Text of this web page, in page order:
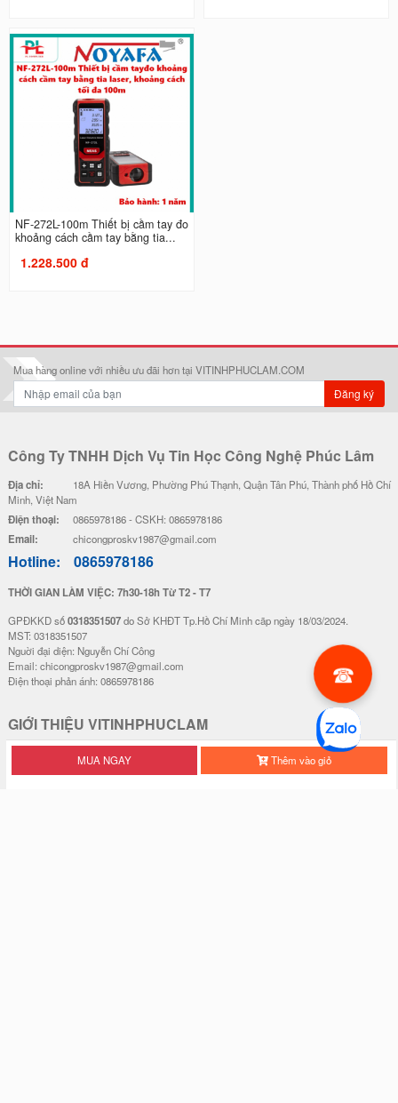
MUA NGAY Thêm vào giỏ
NF-272L-100m Thiết bị cầm tay đo
khoảng cách cầm tay bằng tia...
1.228.500 đ
Mua hàng online với nhiều ưu đãi hơn tại VITINHPHUCLAM.COM
Đăng ký
Công Ty TNHH Dịch Vụ Tin Học Công Nghệ Phúc Lâm
Địa chỉ:
18A Hiền Vương, Phường Phú Thạnh, Quận Tân Phú, Thành phố Hồ Chí
Minh, Việt Nam
Điện thoại: 0865978186 - CSKH: 0865978186
Email: chicongproskv1987@gmail.com
Hotline: 0865978186
THỜI GIAN LÀM VIỆC: 7h30-18h Từ T2 - T7
GPĐKKD số0318351507do Sở KHĐT Tp.Hồ Chí Minh cãp ngày 18/03/2024.
MST: 0318351507
Nguời đại diện: Nguyễn Chí Công
Email: chicongproskv1987@gmail.com
Điện thoại phản ánh: 0865978186
GIỚI THIỆU VITINHPHUCLAM
Hướng dẫn mua hàng